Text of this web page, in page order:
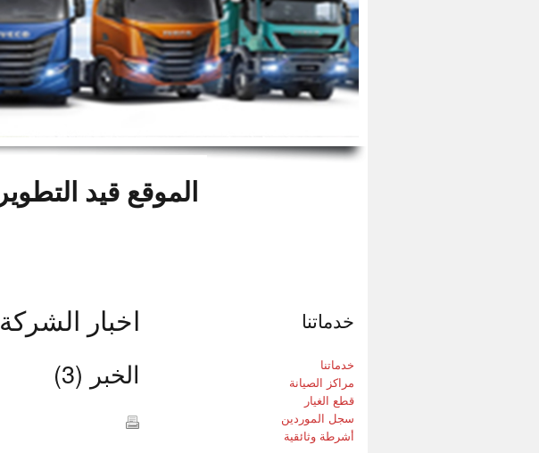
الموقع قيد التطوير
اخبار الشركة
الخبر (3)
خدماتنا
خدماتنا
مراكز الصيانة
قطع الغيار
سجل الموردين
أشرطة وثائقية